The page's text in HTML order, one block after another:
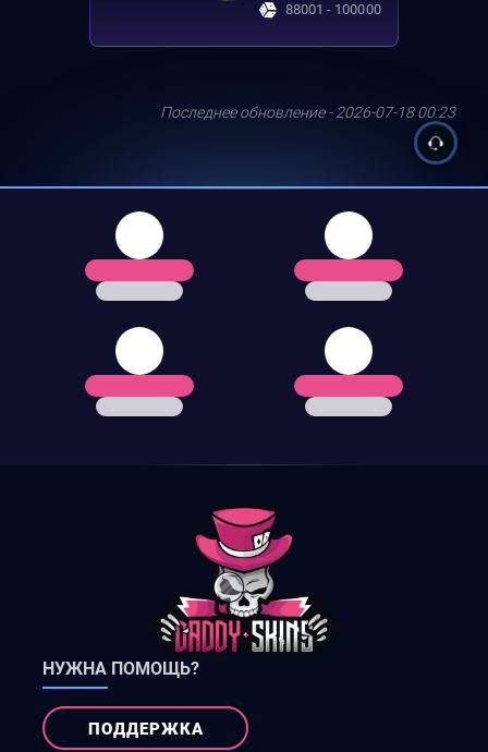
88001 - 100000
Последнее обновление - 2026-07-18 00:23
НУЖНА ПОМОЩЬ?
ПОДДЕРЖКА